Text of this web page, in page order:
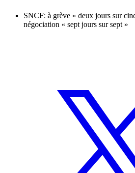
SNCF: à grève « deux jours sur
négociation « sept jours sur sept »